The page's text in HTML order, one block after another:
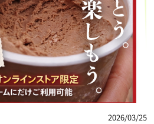
2026/03/25